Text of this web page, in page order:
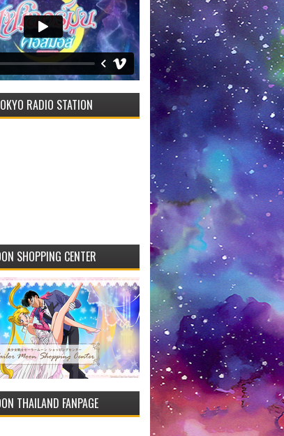
RADIO STATION
SHOPPING CENTER
THAILAND FANPAGE